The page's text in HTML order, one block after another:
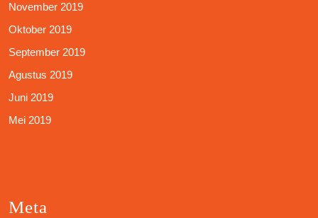
November 2019
Oktober 2019
September 2019
Agustus 2019
Juni 2019
Mei 2019
Meta